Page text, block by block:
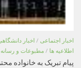
اخبار اجتماعی / اخبار
اطلاعیه ها / مطبوعات و رسانه
پیام تبریک به